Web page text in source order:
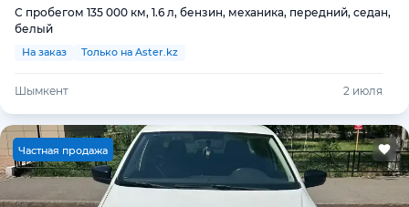
С пробегом 135 000 км, 1.6 л, бензин, механика, передний, седан,
белый
На заказ Только на Aster.kz
Шымкент 2 июля
Частная продажа